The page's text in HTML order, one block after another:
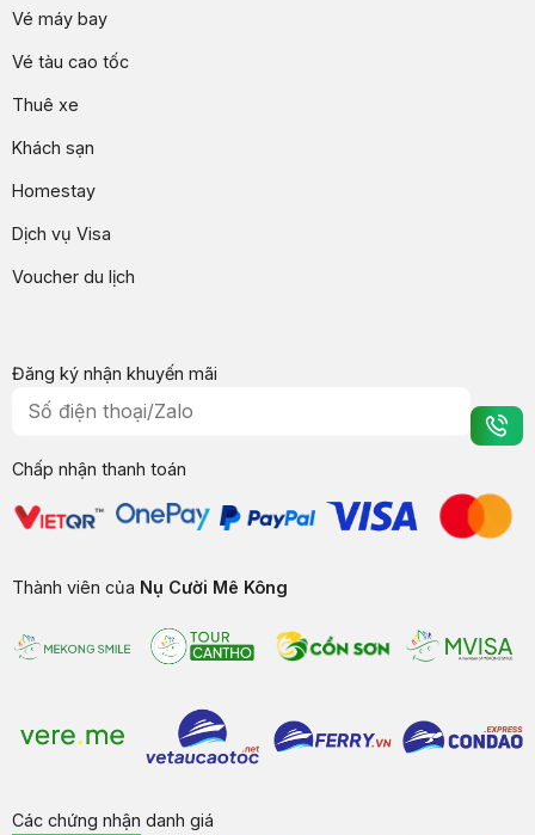
Vé máy bay
Vé tàu cao tốc
Thuê xe
Khách sạn
Homestay
Dịch vụ Visa
Voucher du lịch
Đăng ký nhận khuyến mãi
Chấp nhận thanh toán
Thành viên của Nụ Cười Mê Kông
Các chứng nhận danh giá